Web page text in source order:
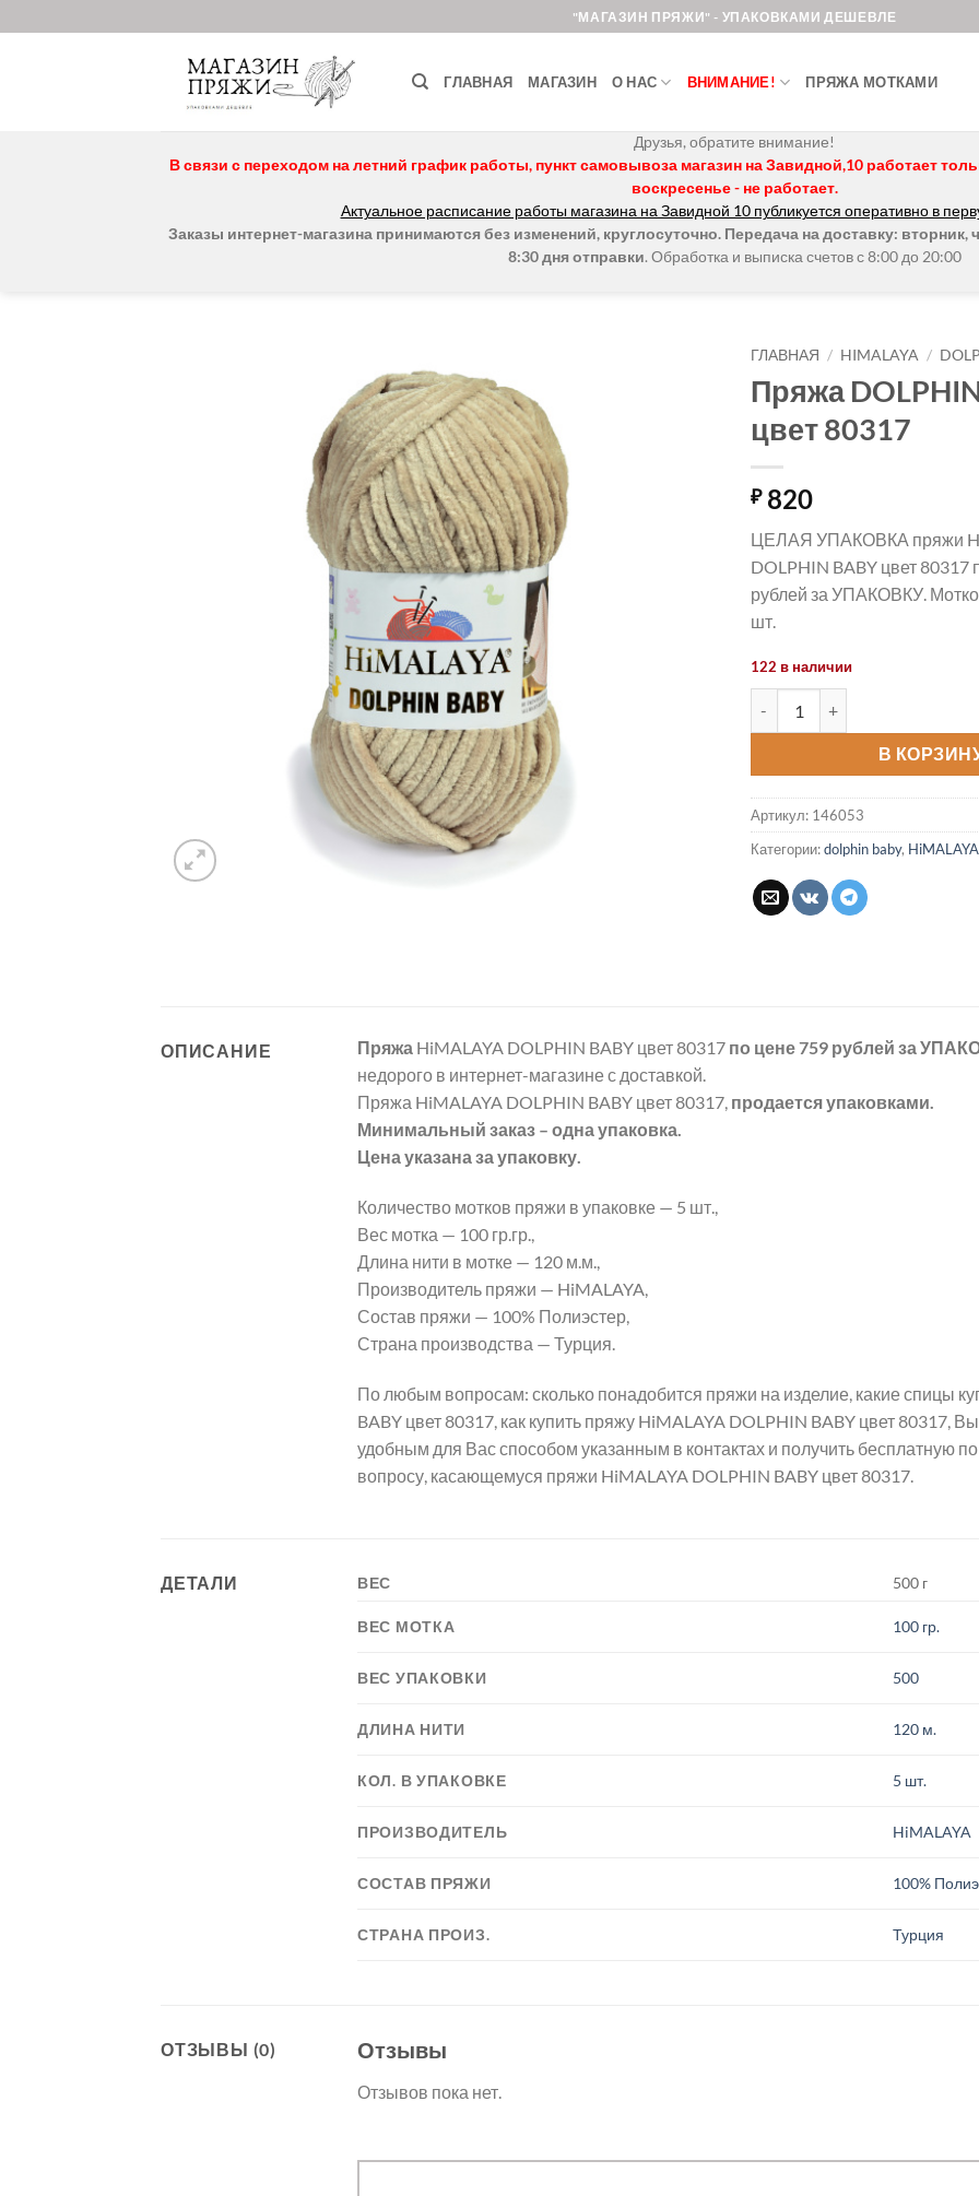
to
"МАГАЗИН ПРЯЖИ" - УПАКОВКАМИ ДЕШЕВЛЕ
ГЛАВНАЯ МАГАЗИН О НАС ВНИМАНИЕ! ПРЯЖА МОТКАМИ
Друзья, обратите внимание!
В связи с переходом на летний график работы, пункт самовывоза магазин на Завидной,10 работает
воскресенье - не работает.
Актуальное расписание работы магазина на Завидной 10 публикуется оперативно в
Заказы интернет-магазина принимаются без изменений, круглосуточно. Передача на доставку: вторник,
8:30 дня отправки. Обработка и выписка счетов с 8:00 до 20:00
ГЛАВНАЯ / HIMALAYA /
Пряжа
цвет 80317
₽820
ЦЕЛАЯ УПАКОВКА пряжи
DOLPHIN BABY цвет 80317
рублей за УПАКОВКУ.
шт.
122 в наличии
В
Артикул: 146053
Категории:dolphin baby, HiMALAYA
ОПИСАНИЕ Пряжа HiMALAYA DOLPHIN BABY цвет 80317 по цене 759 рублей за
недорого в интернет-магазине с доставкой.
Пряжа HiMALAYA DOLPHIN BABY цвет 80317, продается упаковками.
Минимальный заказ – одна упаковка.
Цена указана за упаковку.
Количество мотков пряжи в упаковке — 5 шт.,
Вес мотка — 100 гр.гр.,
Длина нити в мотке — 120 м.м.,
Производитель пряжи — HiMALAYA,
Состав пряжи — 100% Полиэстер,
Страна производства — Турция.
По любым вопросам: сколько понадобится пряжи на изделие, какие спицы
BABY цвет 80317, как купить пряжу HiMALAYA DOLPHIN BABY цвет 80317,
удобным для Вас способом указанным в контактах и получить бесплатную
вопросу, касающемуся пряжи HiMALAYA DOLPHIN BABY цвет 80317.
ДЕТАЛИ ВЕС 500 г
ВЕС МОТКА 100 гр.
ВЕС УПАКОВКИ 500
ДЛИНА НИТИ 120 м.
КОЛ. В УПАКОВКЕ 5 шт.
ПРОИЗВОДИТЕЛЬ HiMALAYA
СОСТАВ ПРЯЖИ 100%
СТРАНА ПРОИЗ. Турция
ОТЗЫВЫ (0) Отзывы
Отзывов пока нет.